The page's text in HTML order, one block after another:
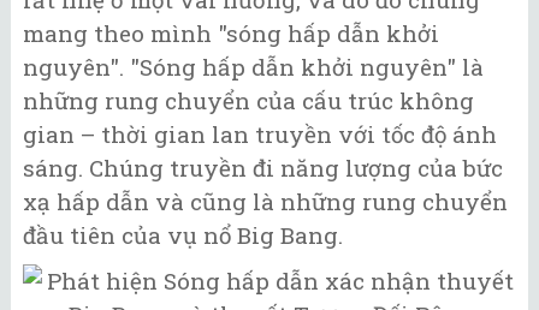
mang theo mình "sóng hấp dẫn khởi
nguyên". "Sóng hấp dẫn khởi nguyên" là
những rung chuyển của cấu trúc không
gian – thời gian lan truyền với tốc độ ánh
sáng. Chúng truyền đi năng lượng của bức
xạ hấp dẫn và cũng là những rung chuyển
đầu tiên của vụ nổ Big Bang.